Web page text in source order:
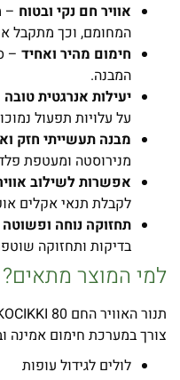
אוויר חם נקי ובטוח –
המחומם, וכך מתקבל
חימום מהיר ואחיד –
המבנה.
יעילות אנרגטית טובה
על עלויות תפעול
מבנה תעשייתי חזק
מנירוסטה ומעטפת
אפשרות לשילוב
לקבלת תנאי אקלים
תחזוקה נוחה ופשוטה
בדיקות ותחזוקה
למי המוצר מתאים?
צורך במערכת חימום אמינה
לולים לגידול עופות